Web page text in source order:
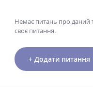
Немає питань про даний
своє питання.
+ Додати питання